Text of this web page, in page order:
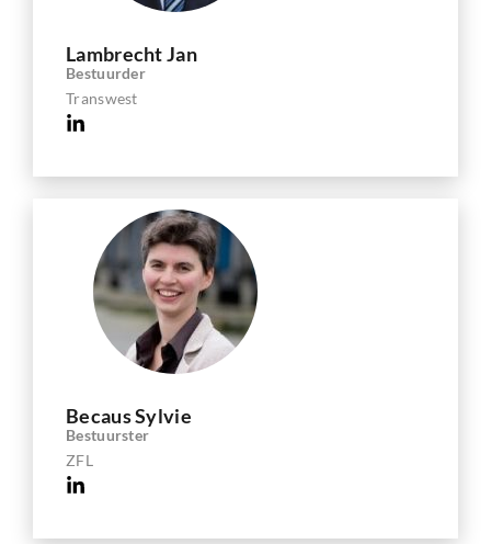
Lambrecht Jan
Bestuurder
Transwest
Becaus Sylvie
Bestuurster
ZFL